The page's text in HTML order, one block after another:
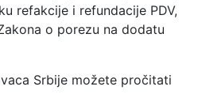
refakcije i refundacije PDV,
o porezu na dodatu
Srbije možete pročitati